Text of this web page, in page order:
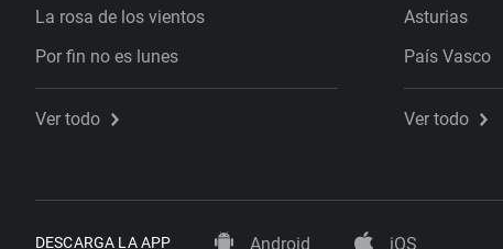
La rosa de los vientos
Por fin no es lunes
Ver todo
Asturias
País Vasco
Ver todo
DESCARGA LA APP Android iOS